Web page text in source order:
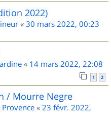
2022)
« 30 mars 2022, 00:23
« 14 mars 2022, 22:08
1 2
/ Mourre Negre
Provence « 23 févr. 2022,